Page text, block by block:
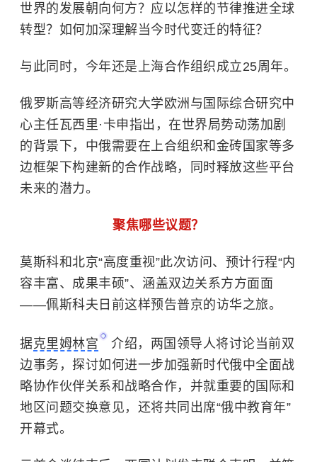
世界的发展朝向何方？应以怎样的节律推进全球
转型？如何加深理解当今时代变迁的特征？
与此同时，今年还是上海合作组织成立25周年。
俄罗斯高等经济研究大学欧洲与国际综合研究中
心主任瓦西里·卡申指出，在世界局势动荡加剧
的背景下，中俄需要在上合组织和金砖国家等多
边框架下构建新的合作战略，同时释放这些平台
未来的潜力。
聚焦哪些议题？
莫斯科和北京“高度重视”此次访问、预计行程“内
容丰富、成果丰硕”、涵盖双边关系方方面面
——佩斯科夫日前这样预告普京的访华之旅。
据克里姆林宫
介绍，两国领导人将讨论当前双
边事务，探讨如何进一步加强新时代俄中全面战
略协作伙伴关系和战略合作，并就重要的国际和
地区问题交换意见，还将共同出席“俄中教育年”
开幕式。